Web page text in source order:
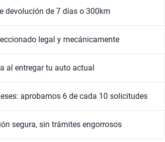
2021
$221,999
AUTO 1.8 TSI DSG GTI
PLUS
$163,999
devolución de 7 días o 300km
legal y mecánicamente
al entregar tu auto actual
aprobamos 6 de cada 10 solicitudes
segura, sin trámites engorrosos